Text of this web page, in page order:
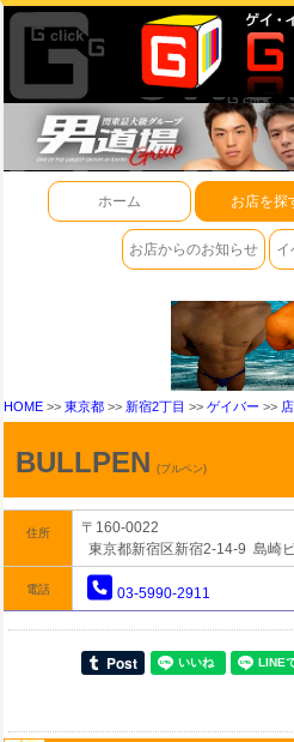
ホーム お店を探
お店からのお知らせ イ
HOME >> 東京都 >> 新宿2丁目 >> ゲイバー >>
BULLPEN (ブルペン)
住所
〒160-0022
東京都新宿区新宿2-14-9 島崎
電話 03-5990-2911